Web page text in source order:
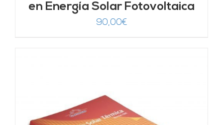
en Energía Solar Fotovoltaica
90,00€